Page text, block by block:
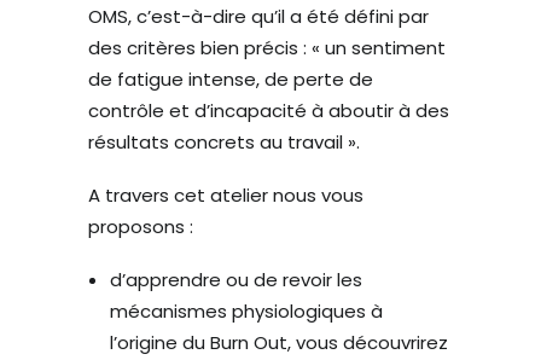
OMS, c’est-à-dire qu’il a été défini par
des critères bien précis : « un sentiment
de fatigue intense, de perte de
contrôle et d’incapacité à aboutir à des
résultats concrets au travail ».
A travers cet atelier nous vous
proposons :
d’apprendre ou de revoir les
mécanismes physiologiques à
l’origine du Burn Out, vous découvrirez